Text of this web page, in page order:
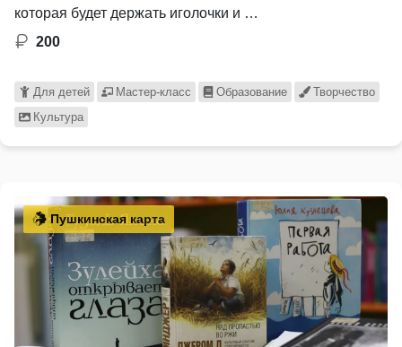
которая будет держать иголочки и …
200
Для детей Мастер-класс Образование
Творчество
Культура
Пушкинская карта